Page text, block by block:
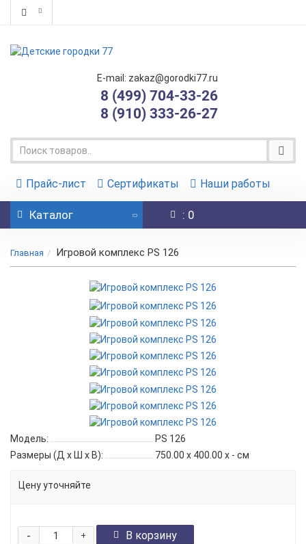
E-mail: zakaz@gorodki77.ru
8 (499) 704-33-26
8 (910) 333-26-27
Прайс-лист Сертификаты Наши работы
Каталог : 0
Главная Игровой комплекс PS 126
Модель:
PS 126
Размеры (Д x Ш x В):
750.00 x 400.00 x - см
Цену уточняйте
+
- В корзину